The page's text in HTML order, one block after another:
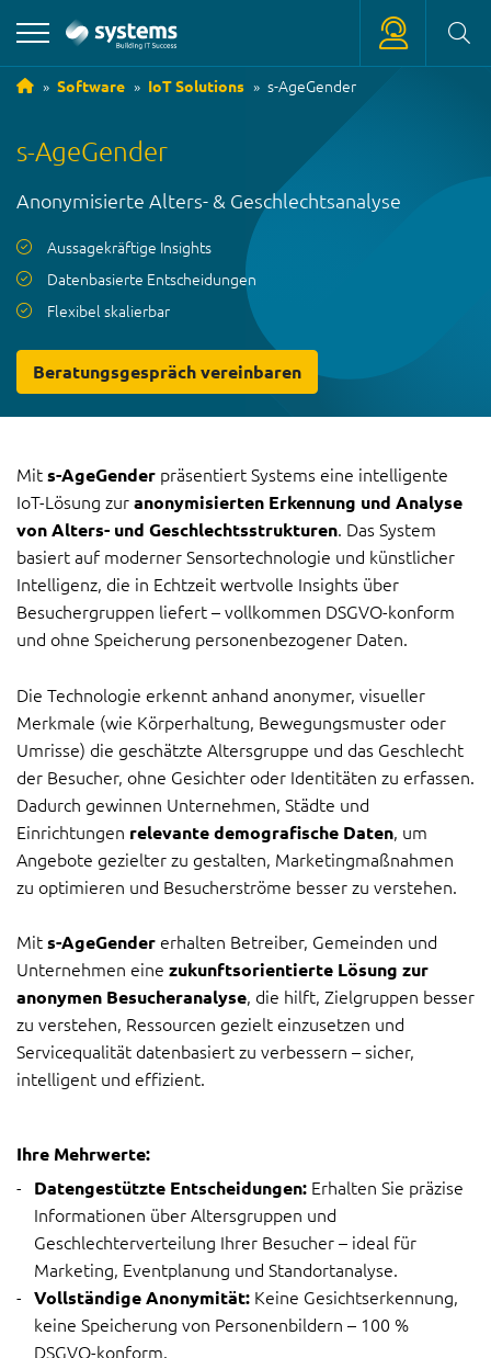
+39 0471 180 18 18
systems.bz
+39 0471 63 11 42
systems.bz
Software IoT Solutions s-AgeGender
s-AgeGender
Anonymisierte Alters- & Geschlechtsanalyse
Aussagekräftige Insights
Datenbasierte Entscheidungen
Flexibel skalierbar
Beratungsgespräch vereinbaren
Mits-AgeGender präsentiert Systems eine intelligente
IoT-Lösung zuranonymisierten Erkennung und Analyse
von Alters- und Geschlechtsstrukturen. Das System
basiert auf moderner Sensortechnologie und künstlicher
Intelligenz, die in Echtzeit wertvolle Insights über
Besuchergruppen liefert – vollkommen DSGVO-konform
und ohne Speicherung personenbezogener Daten.
Die Technologie erkennt anhand anonymer, visueller
Merkmale (wie Körperhaltung, Bewegungsmuster oder
Umrisse) die geschätzte Altersgruppe und das Geschlecht
der Besucher, ohne Gesichter oder Identitäten zu erfassen.
Dadurch gewinnen Unternehmen, Städte und
Einrichtungen relevante demografische Daten, um
Angebote gezielter zu gestalten, Marketingmaßnahmen
zu optimieren und Besucherströme besser zu verstehen.
Mits-AgeGender erhalten Betreiber, Gemeinden und
Unternehmen eine zukunftsorientierte Lösung zur
anonymen Besucheranalyse, die hilft, Zielgruppen besser
zu verstehen, Ressourcen gezielt einzusetzen und
Servicequalität datenbasiert zu verbessern – sicher,
intelligent und effizient.
Ihre Mehrwerte:
Datengestützte Entscheidungen: Erhalten Sie präzise
Informationen über Altersgruppen und
Geschlechterverteilung Ihrer Besucher – ideal für
Marketing, Eventplanung und Standortanalyse.
Vollständige Anonymität: Keine Gesichtserkennung,
keine Speicherung von Personenbildern – 100 %
DSGVO-konform.